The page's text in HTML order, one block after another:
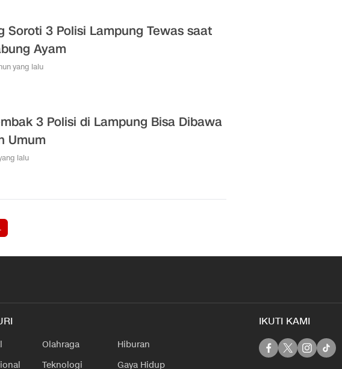
Soroti 3 Polisi Lampung Tewas saat
Ayam
yang lalu
3 Polisi di Lampung Bisa Dibawa
Umum
lalu
Olahraga
Teknologi
Hiburan
Gaya Hidup
IKUTI KAMI